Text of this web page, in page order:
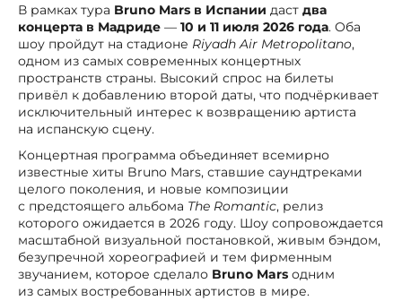
В рамках тура Bruno Mars в Испании даст два
концерта в Мадриде — 10 и 11 июля 2026 года. Оба
шоу пройдут на стадионе Riyadh Air Metropolitano,
одном из самых современных концертных
пространств страны. Высокий спрос на билеты
привёл к добавлению второй даты, что подчёркивает
исключительный интерес к возвращению артиста
на испанскую сцену.
Концертная программа объединяет всемирно
известные хиты Bruno Mars, ставшие саундтреками
целого поколения, и новые композиции
с предстоящего альбома The Romantic, релиз
которого ожидается в 2026 году. Шоу сопровождается
масштабной визуальной постановкой, живым бэндом,
безупречной хореографией и тем фирменным
звучанием, которое сделало Bruno Mars одним
из самых востребованных артистов в мире.